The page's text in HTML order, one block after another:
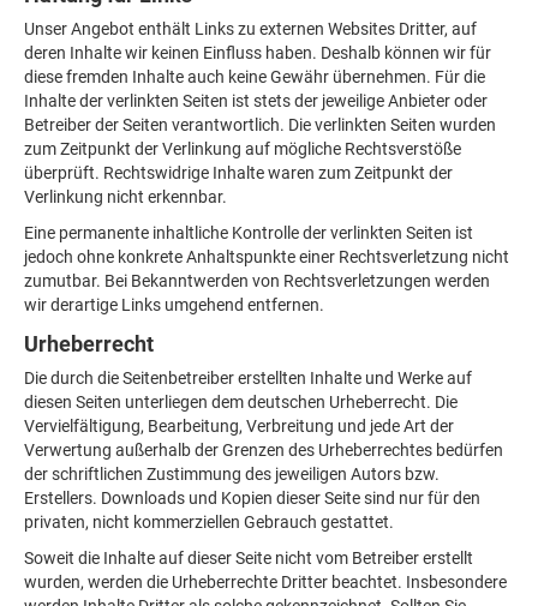
Unser Angebot enthält Links zu externen Websites Dritter, auf
deren Inhalte wir keinen Einfluss haben. Deshalb können wir für
diese fremden Inhalte auch keine Gewähr übernehmen. Für die
Inhalte der verlinkten Seiten ist stets der jeweilige Anbieter oder
Betreiber der Seiten verantwortlich. Die verlinkten Seiten wurden
zum Zeitpunkt der Verlinkung auf mögliche Rechtsverstöße
überprüft. Rechtswidrige Inhalte waren zum Zeitpunkt der
Verlinkung nicht erkennbar.
Eine permanente inhaltliche Kontrolle der verlinkten Seiten ist
jedoch ohne konkrete Anhaltspunkte einer Rechtsverletzung nicht
zumutbar. Bei Bekanntwerden von Rechtsverletzungen werden
wir derartige Links umgehend entfernen.
Urheberrecht
Die durch die Seitenbetreiber erstellten Inhalte und Werke auf
diesen Seiten unterliegen dem deutschen Urheberrecht. Die
Vervielfältigung, Bearbeitung, Verbreitung und jede Art der
Verwertung außerhalb der Grenzen des Urheberrechtes bedürfen
der schriftlichen Zustimmung des jeweiligen Autors bzw.
Erstellers. Downloads und Kopien dieser Seite sind nur für den
privaten, nicht kommerziellen Gebrauch gestattet.
Soweit die Inhalte auf dieser Seite nicht vom Betreiber erstellt
wurden, werden die Urheberrechte Dritter beachtet. Insbesondere